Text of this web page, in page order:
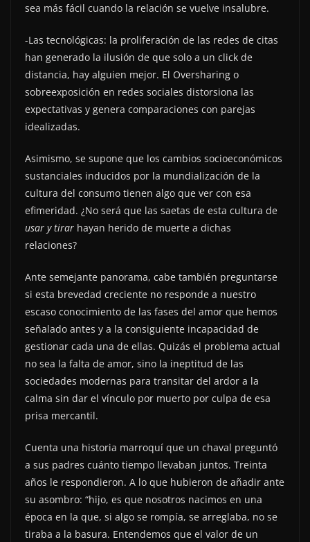
sea más fácil cuando la relación se vuelve insalubre.
-Las tecnológicas: la proliferación de las redes de citas
han generado la ilusión de que solo a un click de
distancia, hay alguien mejor. El Oversharing o
sobreexposición en redes sociales distorsiona las
expectativas y genera comparaciones con parejas
idealizadas.
Asimismo, se supone que los cambios socioeconómicos
sustanciales inducidos por la mundialización de la
cultura del consumo tienen algo que ver con esa
efimeridad. ¿No será que las saetas de esta cultura de
usar y tirar hayan herido de muerte a dichas
relaciones?
Ante semejante panorama, cabe también preguntarse
si esta brevedad creciente no responde a nuestro
escaso conocimiento de las fases del amor que hemos
señalado antes y a la consiguiente incapacidad de
gestionar cada una de ellas. Quizás el problema actual
no sea la falta de amor, sino la ineptitud de las
sociedades modernas para transitar del ardor a la
calma sin dar el vínculo por muerto por culpa de esa
prisa mercantil.
Cuenta una historia marroquí que un chaval preguntó
a sus padres cuánto tiempo llevaban juntos. Treinta
años le respondieron. A lo que hubieron de añadir ante
su asombro: “hijo, es que nosotros nacimos en una
época en la que, si algo se rompía, se arreglaba, no se
tiraba a la basura. Entendemos que el valor de un